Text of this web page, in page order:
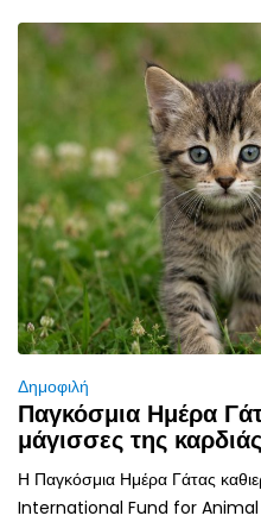
Δημοφιλή
Παγκόσμια Ημέρα
μάγισσες της
Η Παγκόσμια Ημέρα Γάτας
International Fund for Animal